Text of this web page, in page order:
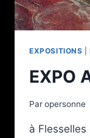
EXPOSITIONS |
EXPO
Paropersonne
à Flesselles